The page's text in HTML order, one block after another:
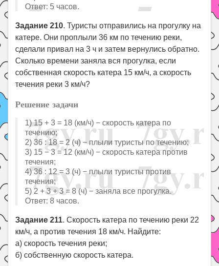
Ответ: 5 часов.
Задание 210. Туристы отправились на прогулку на
катере. Они проплыли 36 км по течению реки,
сделали привал на 3 ч и затем вернулись обратно.
Сколько времени заняла вся прогулка, если
собственная скорость катера 15 км/ч, а скорость
течения реки 3 км/ч?
Решение задачи
1) 15 + 3 = 18 (км/ч) − скорость катера по
течению;
2) 36 : 18 = 2 (ч) − плыли туристы по течению;
3) 15 − 3 = 12 (км/ч) − скорость катера против
течения;
4) 36 : 12 = 3 (ч) − плыли туристы против
течения;
5) 2 + 3 + 3 = 8 (ч) − заняла все прогулка.
Ответ: 8 часов.
Задание 211. Скорость катера по течению реки 22
км/ч, а против течения 18 км/ч. Найдите:
а) скорость течения реки;
б) собственную скорость катера.